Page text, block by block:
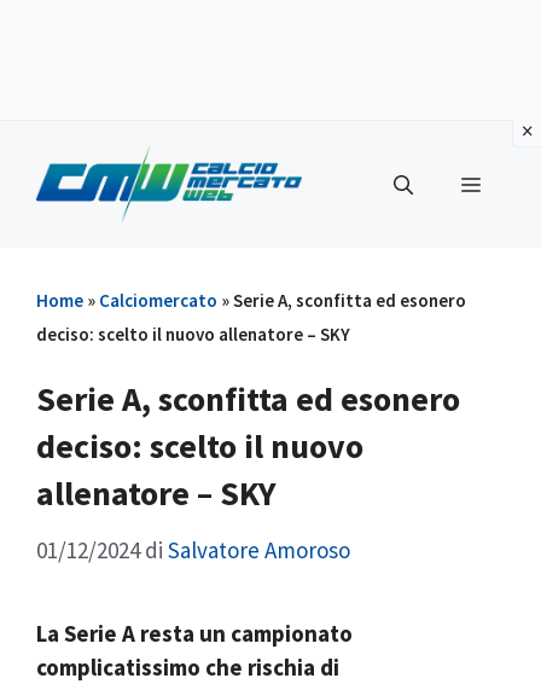
contenuto
Menu
Home » Calciomercato »Serie A, sconfitta ed esonero
deciso: scelto il nuovo allenatore – SKY
Serie A, sconfitta ed esonero
deciso: scelto il nuovo
allenatore – SKY
01/12/2024 di Salvatore Amoroso
La Serie A resta un campionato
complicatissimo che rischia di